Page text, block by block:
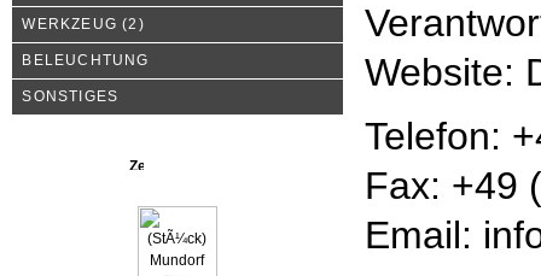
WERKZEUG (2)
BELEUCHTUNG
SONSTIGES
Website:
Telefon:
Fax: +49
Email: